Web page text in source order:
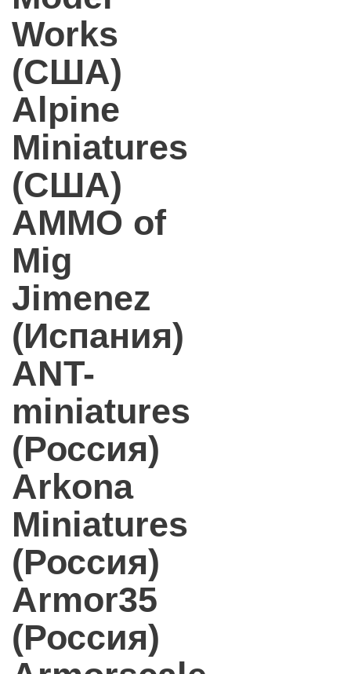
Works
(США)
Alpine
Miniatures
(США)
AMMO of
Mig
Jimenez
(Испания)
ANT-
miniatures
(Россия)
Arkona
Miniatures
(Россия)
Armor35
(Россия)